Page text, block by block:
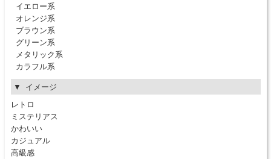
イエロー系
オレンジ系
ブラウン系
グリーン系
メタリック系
カラフル系
イメージ
レトロ
ミステリアス
かわいい
カジュアル
高級感